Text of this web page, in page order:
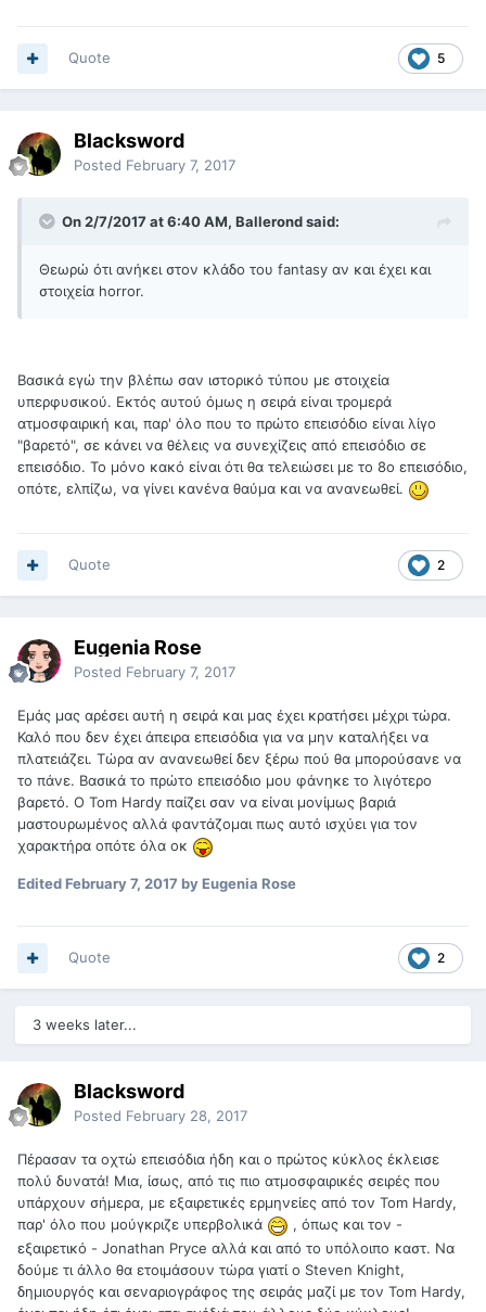
5
Quote
Blacksword
Posted February 7, 2017
On 2/7/2017 at 6:40 AM, Ballerond said:
Θεωρώ ότι ανήκει στον κλάδο του fantasy αν και έχει και
στοιχεία horror.
Βασικά εγώ την βλέπω σαν ιστορικό τύπου με στοιχεία
υπερφυσικού. Εκτός αυτού όμως η σειρά είναι τρομερά
ατμοσφαιρική και, παρ' όλο που το πρώτο επεισόδιο είναι λίγο
"βαρετό", σε κάνει να θέλεις να συνεχίζεις από επεισόδιο σε
επεισόδιο. Το μόνο κακό είναι ότι θα τελειώσει με το 8ο επεισόδιο,
οπότε, ελπίζω, να γίνει κανένα θαύμα και να ανανεωθεί.
2
Quote
Eugenia Rose
Posted February 7, 2017
Εμάς μας αρέσει αυτή η σειρά και μας έχει κρατήσει μέχρι τώρα.
Καλό που δεν έχει άπειρα επεισόδια για να μην καταλήξει να
πλατειάζει. Τώρα αν ανανεωθεί δεν ξέρω πού θα μπορούσανε να
το πάνε. Βασικά το πρώτο επεισόδιο μου φάνηκε το λιγότερο
βαρετό. O Tom Hardy παίζει σαν να είναι μονίμως βαριά
μαστουρωμένος αλλά φαντάζομαι πως αυτό ισχύει για τον
χαρακτήρα οπότε όλα οκ
EditedFebruary 7, 2017 by Eugenia Rose
2
Quote
3 weeks later...
Blacksword
Posted February 28, 2017
Πέρασαν τα οχτώ επεισόδια ήδη και ο πρώτος κύκλος έκλεισε
πολύ δυνατά! Μια, ίσως, από τις πιο ατμοσφαιρικές σειρές που
υπάρχουν σήμερα, με εξαιρετικές ερμηνείες από τον Tom Hardy,
παρ' όλο που μούγκριζε υπερβολικά
, όπως και τον -
εξαιρετικό - Jonathan Pryce αλλά και από το υπόλοιπο καστ. Να
δούμε τι άλλο θα ετοιμάσουν τώρα γιατί ο Steven Knight,
δημιουργός και σεναριογράφος της σειράς μαζί με τον Tom Hardy,